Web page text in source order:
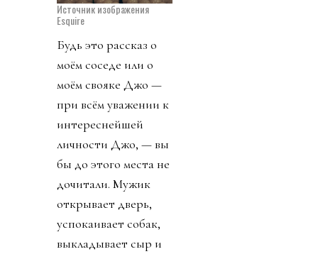
Источник изображения
Esquire
Будь это рассказ о
моём соседе или о
моём свояке Джо —
при всём уважении к
интереснейшей
личности Джо, — вы
бы до этого места не
дочитали. Мужик
открывает дверь,
успокаивает собак,
выкладывает сыр и